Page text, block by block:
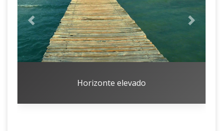
Horizonte elevado
Anterior